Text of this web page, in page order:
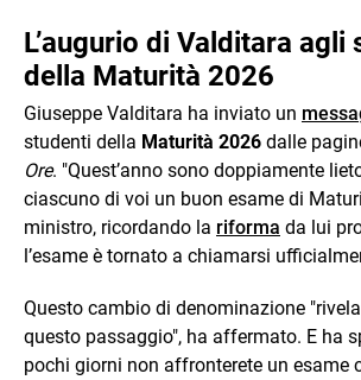
L’augurio di Valditara agli
della Maturità 2026
Giuseppe Valditara ha inviato un
studenti della Maturità 2026 dalle
Ore. "Quest’anno sono doppiamente
ciascuno di voi un buon esame di
ministro, ricordando la riforma da lui
l’esame è tornato a chiamarsi
Questo cambio di denominazione "rivela
questo passaggio", ha affermato. E ha
pochi giorni non affronterete un esame